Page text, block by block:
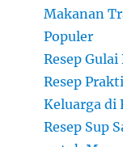
Makanan
Populer
Resep
Resep
Keluarga di
Resep Sup